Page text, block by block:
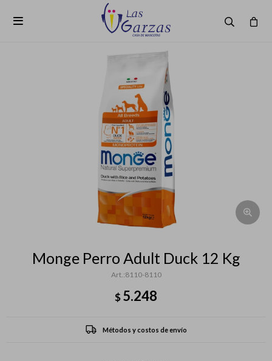

Monge Perro Adult Duck 12 Kg
8110-8110
$5.248
Métodos y costos de envío